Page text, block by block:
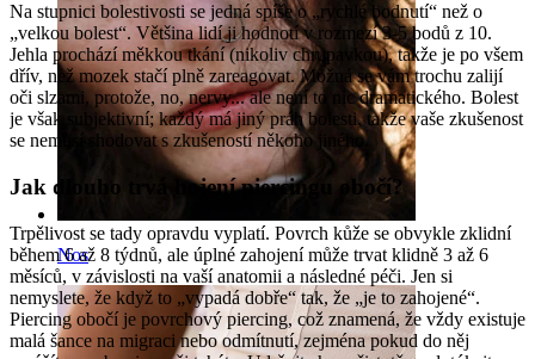
Nos
Na stupnici bolestivosti se jedná spíše o „rychlé bodnutí“ než o
„velkou bolest“. Většina lidí ji hodnotí v rozmezí 3-5 bodů z 10.
Jehla prochází měkkou tkání (nikoliv chrupavkou), takže je po všem
dřív, než mozek stačí plně zareagovat. Možná se vám trochu zalijí
oči slzami, protože, no, nervy... ale není to nic dramatického. Bolest
je však subjektivní; každý má jiný práh bolesti, takže vaše zkušenost
se nemusí shodovat s zkušeností někoho jiného.
Jak dlouho trvá hojení piercingu obočí?
Trpělivost se tady opravdu vyplatí. Povrch kůže se obvykle zklidní
během 6 až 8 týdnů, ale úplné zahojení může trvat klidně 3 až 6
měsíců, v závislosti na vaší anatomii a následné péči. Jen si
nemyslete, že když to „vypadá dobře“ tak, že „je to zahojené“.
Piercing obočí je povrchový piercing, což znamená, že vždy existuje
malá šance na migraci nebo odmítnutí, zejména pokud do něj